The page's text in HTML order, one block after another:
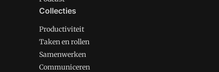
Collecties
Productiviteit
Taken en rollen
Samenwerken
Communiceren